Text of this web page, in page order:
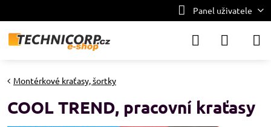
Panel uživatele
Montérkové kraťasy, šortky
COOL TREND, pracovní kraťasy